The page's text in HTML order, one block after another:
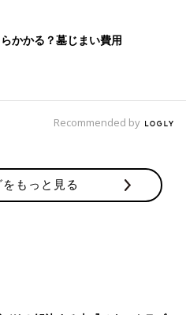
かかる？墓じまい費用
Recommended by
もっと見る